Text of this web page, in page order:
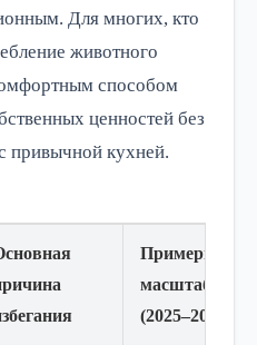
Для многих, кто
животного
способом
ценностей без
привычной кухней.
Примерный
масштаб
(2025–2026)